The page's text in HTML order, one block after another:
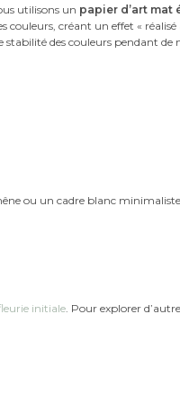
utilisons un papier d’art mat
créant un effet « réalisé
des couleurs pendant de
ou un cadre blanc minimaliste.
initiale . Pour explorer